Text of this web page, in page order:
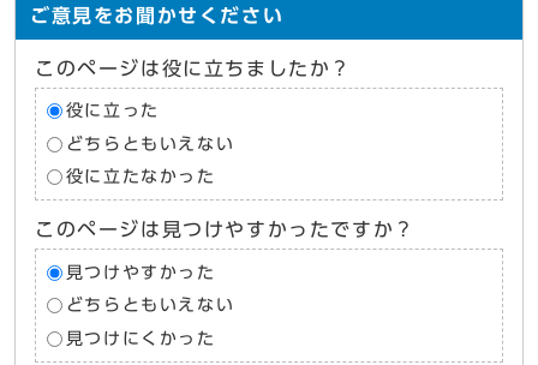
ご意見をお聞かせください
このページは役に立ちましたか？
役に立った
どちらともいえない
役に立たなかった
このページは見つけやすかったですか？
見つけやすかった
どちらともいえない
見つけにくかった